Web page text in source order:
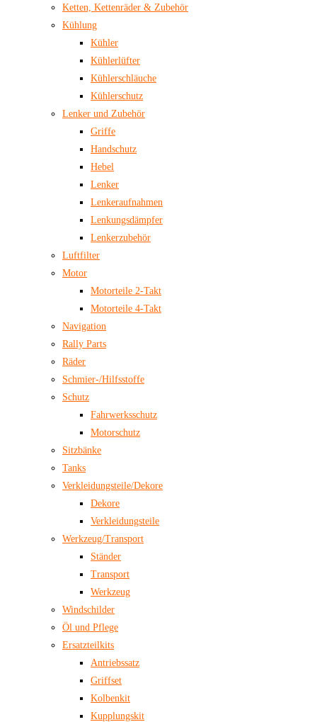
Ketten, Kettenräder & Zubehör
Kühlung
Kühler
Kühlerlüfter
Kühlerschläuche
Kühlerschutz
Lenker und Zubehör
Griffe
Handschutz
Hebel
Lenker
Lenkeraufnahmen
Lenkungsdämpfer
Lenkerzubehör
Luftfilter
Motor
Motorteile 2-Takt
Motorteile 4-Takt
Navigation
Rally Parts
Räder
Schmier-/Hilfsstoffe
Schutz
Fahrwerksschutz
Motorschutz
Sitzbänke
Tanks
Verkleidungsteile/Dekore
Dekore
Verkleidungsteile
Werkzeug/Transport
Ständer
Transport
Werkzeug
Windschilder
Öl und Pflege
Ersatzteilkits
Antriebssatz
Griffset
Kolbenkit
Kupplungskit